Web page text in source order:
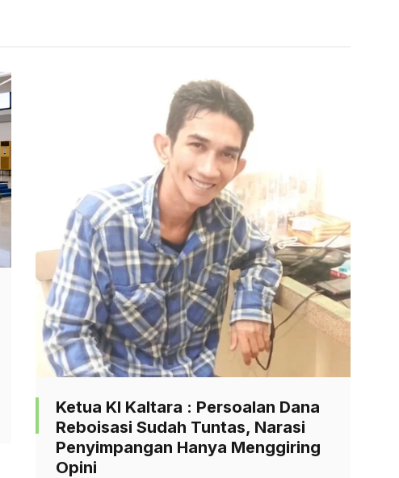
Ketua KI Kaltara : Persoalan Dana
Reboisasi Sudah Tuntas, Narasi
Penyimpangan Hanya Menggiring
Opini